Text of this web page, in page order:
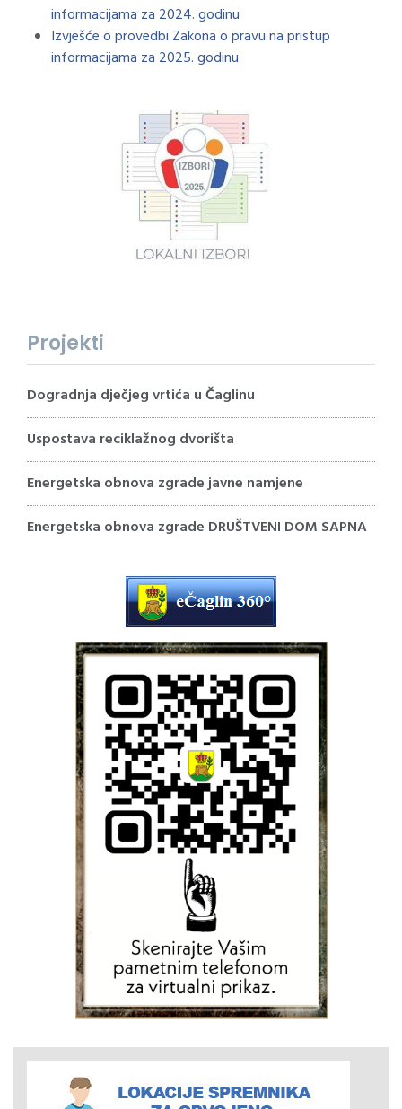
informacijama za 2024. godinu
Izvješće o provedbi Zakona o pravu na pristup
informacijama za 2025. godinu
Projekti
Dogradnja dječjeg vrtića u Čaglinu
Uspostava reciklažnog dvorišta
Energetska obnova zgrade javne namjene
Energetska obnova zgrade DRUŠTVENI DOM SAPNA